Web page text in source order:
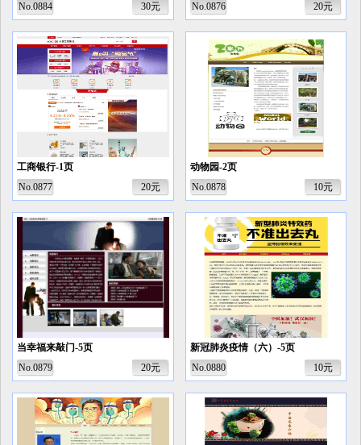
No.0884
30元
No.0876
20元
工商银行-1页
No.0877
20元
动物园-2页
No.0878
10元
当幸福来敲门-5页
No.0879
20元
新冠肺炎疫情（六）-5页
No.0880
10元